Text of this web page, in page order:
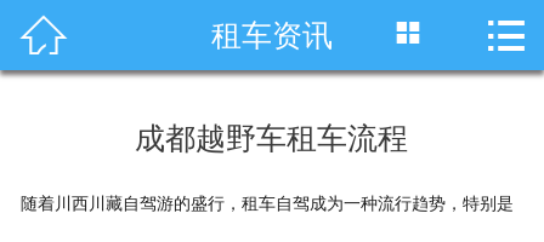
 首页
川藏线租车
 租车资讯  
成都越野车租车流程
随着川西川藏自驾游的盛行，租车自驾成为一种流行趋势，特别是